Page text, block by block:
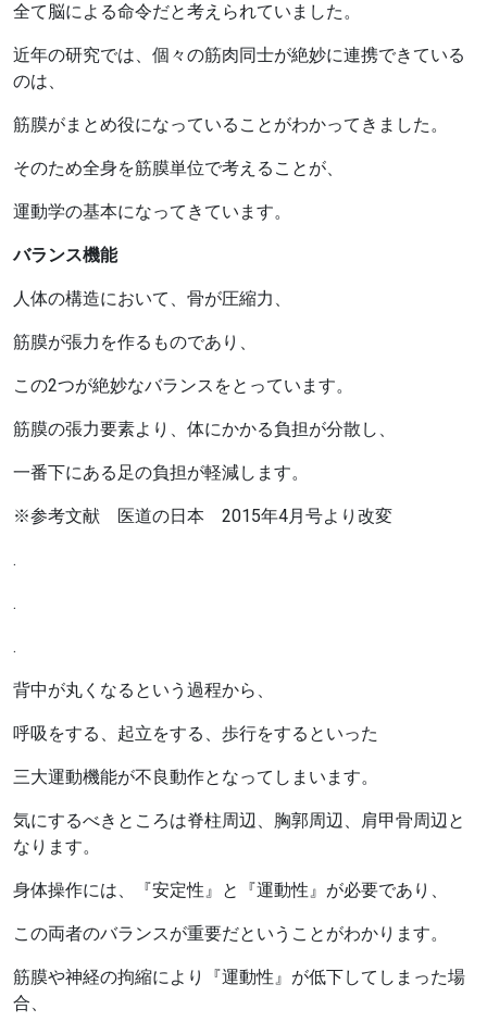
全て脳による命令だと考えられていました。
近年の研究では、個々の筋肉同士が絶妙に連携できている
のは、
筋膜がまとめ役になっていることがわかってきました。
そのため全身を筋膜単位で考えることが、
運動学の基本になってきています。
バランス機能
人体の構造において、骨が圧縮力、
筋膜が張力を作るものであり、
この2つが絶妙なバランスをとっています。
筋膜の張力要素より、体にかかる負担が分散し、
一番下にある足の負担が軽減します。
※参考文献 医道の日本 2015年4月号より改変
.
.
.
背中が丸くなるという過程から、
呼吸をする、起立をする、歩行をするといった
三大運動機能が不良動作となってしまいます。
気にするべきところは脊柱周辺、胸郭周辺、肩甲骨周辺と
なります。
身体操作には、『安定性』と『運動性』が必要であり、
この両者のバランスが重要だということがわかります。
筋膜や神経の拘縮により『運動性』が低下してしまった場
合、